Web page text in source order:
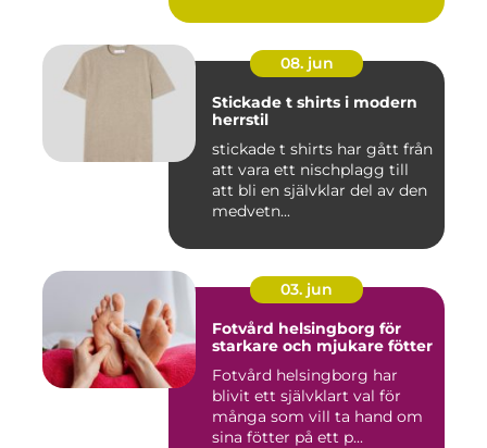
08. jun
Stickade t shirts i modern
herrstil
stickade t shirts har gått från
att vara ett nischplagg till
att bli en självklar del av den
medvetn...
03. jun
Fotvård helsingborg för
starkare och mjukare fötter
Fotvård helsingborg har
blivit ett självklart val för
många som vill ta hand om
sina fötter på ett p...